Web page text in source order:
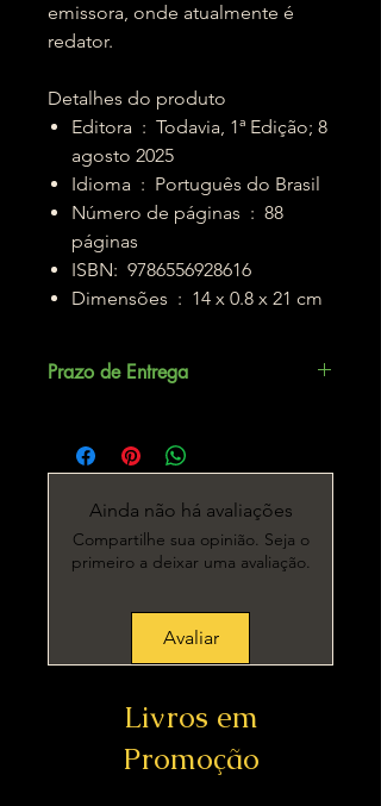
emissora, onde atualmente é
redator.
Detalhes do produto
Editora ‏ : ‎ Todavia, 1ª Edição; 8
agosto 2025
Idioma ‏ : ‎ Português do Brasil
Número de páginas ‏ : ‎ 88
páginas
ISBN: ‎ 9786556928616
Dimensões ‏ : ‎ 14 x 0.8 x 21 cm
Prazo de Entrega
Ainda não há avaliações
Compartilhe sua opinião. Seja o
primeiro a deixar uma avaliação.
Avaliar
Livros em
Promoção